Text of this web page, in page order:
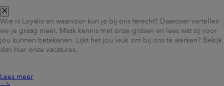
Wie is Loyalis en waarvoor kun je bij ons terecht? Daarover vertellen
we je graag meer. Maak kennis met onze gidsen en lees wat zij voor
jou kunnen betekenen. Lijkt het jou leuk om bij ons te werken? Bekijk
dan hier onze vacatures.
Lees meer